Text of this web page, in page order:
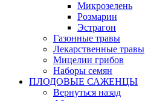
Микрозелень
Розмарин
Эстрагон
Газонные травы
Лекарственные травы
Мицелии грибов
Наборы семян
ПЛОДОВЫЕ САЖЕНЦЫ
Вернуться назад